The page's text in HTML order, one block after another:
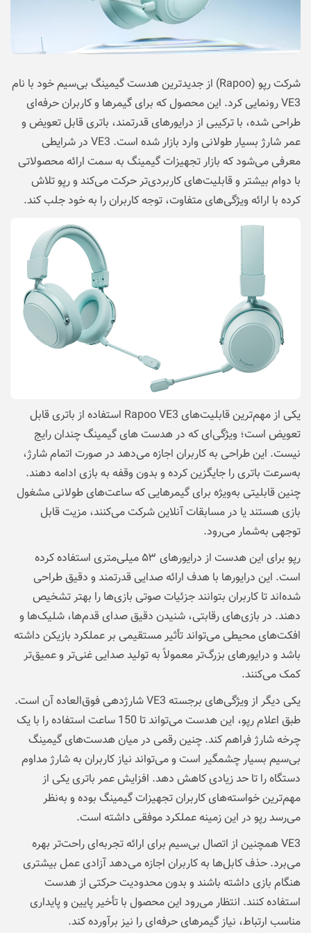
شرکت رپو (Rapoo) از جدیدترین هدست گیمینگ بی‌سیم خود با نام
VE3 رونمایی کرد. این محصول که برای گیمرها و کاربران حرفه‌ای
طراحی شده، با ترکیبی از درایورهای قدرتمند، باتری قابل تعویض و
عمر شارژ بسیار طولانی وارد بازار شده است. VE3 در شرایطی
معرفی می‌شود که بازار تجهیزات گیمینگ به سمت ارائه محصولاتی
با‌ دوام بیشتر و قابلیت‌های کاربردی‌تر حرکت می‌کند و رپو تلاش
کرده با ارائه ویژگی‌های متفاوت، توجه کاربران را به خود جلب کند.
یکی از مهم‌ترین قابلیت‌های Rapoo VE3 استفاده از باتری قابل
تعویض است؛ ویژگی‌ای که در هدست‌ های گیمینگ چندان رایج
نیست. این طراحی به کاربران اجازه می‌دهد در صورت اتمام شارژ،
به‌سرعت باتری را جایگزین کرده و بدون وقفه به بازی ادامه دهند.
چنین قابلیتی به‌ویژه برای گیمرهایی که ساعت‌های طولانی مشغول
بازی هستند یا در مسابقات آنلاین شرکت می‌کنند، مزیت قابل
توجهی به‌شمار می‌رود.
رپو برای این هدست از درایورهای ۵۳ میلی‌متری استفاده کرده
است. این درایورها با هدف ارائه صدایی قدرتمند و دقیق طراحی
شده‌اند تا کاربران بتوانند جزئیات صوتی بازی‌ها را بهتر تشخیص
دهند. در بازی‌های رقابتی، شنیدن دقیق صدای قدم‌ها، شلیک‌ها و
افکت‌های محیطی می‌تواند تأثیر مستقیمی بر عملکرد بازیکن داشته
باشد و درایورهای بزرگ‌تر معمولاً به تولید صدایی غنی‌تر و عمیق‌تر
کمک می‌کنند.
یکی دیگر از ویژگی‌های برجسته VE3 شارژدهی فوق‌العاده آن است.
طبق اعلام رپو، این هدست می‌تواند تا 150 ساعت استفاده را با یک
چرخه شارژ فراهم کند. چنین رقمی در میان هدست‌های گیمینگ
بی‌سیم بسیار چشمگیر است و می‌تواند نیاز کاربران به شارژ مداوم
دستگاه را تا حد زیادی کاهش دهد. افزایش عمر باتری یکی از
مهم‌ترین خواسته‌های کاربران تجهیزات گیمینگ بوده و به‌نظر
می‌رسد رپو در این زمینه عملکرد موفقی داشته است.
VE3 همچنین از اتصال بی‌سیم برای ارائه تجربه‌ای راحت‌تر بهره
می‌برد. حذف کابل‌ها به کاربران اجازه می‌دهد آزادی عمل بیشتری
هنگام بازی داشته باشند و بدون محدودیت حرکتی از هدست
استفاده کنند. انتظار می‌رود این محصول با تأخیر پایین و پایداری
مناسب ارتباط، نیاز گیمرهای حرفه‌ای را نیز برآورده کند.